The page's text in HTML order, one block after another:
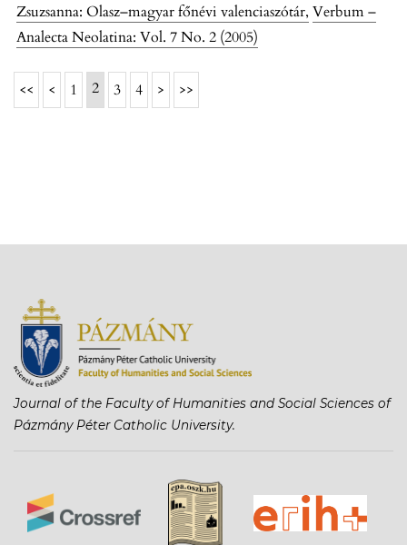
Zsuzsanna: Olasz–magyar főnévi valenciaszótár, Verbum –
Analecta Neolatina: Vol. 7 No. 2 (2005)
<< < 1 2 3 4 > >>
Journal of the Faculty of Humanities and Social Sciences of
Pázmány Péter Catholic University.